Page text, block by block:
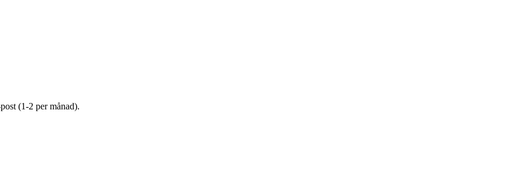
(1-2 per månad).